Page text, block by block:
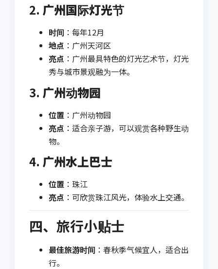
2. 广州国际灯光节
时间 ：每年12月
地点 ：广州天河区
亮点 ：广州最具特色的灯光艺术节，灯光
秀与城市景观融为一体。
3. 广州动物园
位置 ：广州动物园
亮点 ：适合亲子游，可以观赏各种野生动
物。
4. 广州水上巴士
位置 ：珠江
亮点 ：可欣赏珠江风光，体验水上交通。
四、旅行小贴士
最佳旅游时间 ：春秋季气候宜人，适合出
行。